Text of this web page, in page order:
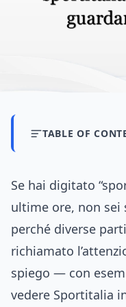
TABLE OF
Se hai digitato
ultime ore, non sei
perché diverse
richiamato
spiego — con
vedere Sportitalia